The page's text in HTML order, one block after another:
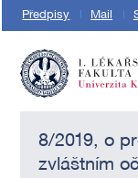
Předpisy Mail
8/2019, o
zvláštním